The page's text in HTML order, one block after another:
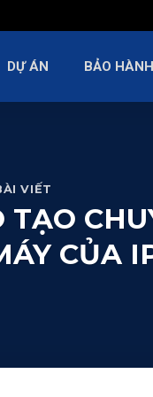
DỰ ÁN BẢO HÀNH
VIẾT
CỦA